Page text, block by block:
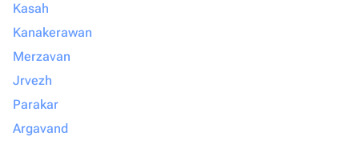
Kasah
Kanakerawan
Merzavan
Jrvezh
Parakar
Argavand